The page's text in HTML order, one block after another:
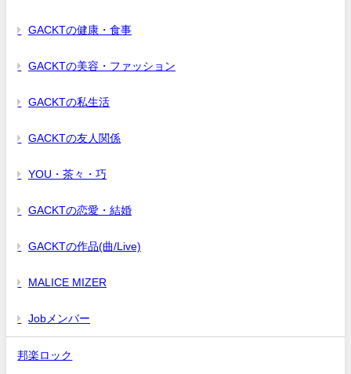
GACKTの健康・食事
GACKTの美容・ファッション
GACKTの私生活
GACKTの友人関係
YOU・茶々・巧
GACKTの恋愛・結婚
GACKTの作品(曲/Live)
MALICE MIZER
Jobメンバー
邦楽ロック